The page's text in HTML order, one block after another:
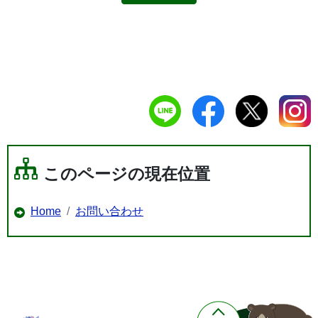
このページの現在位置
Home お問い合わせ